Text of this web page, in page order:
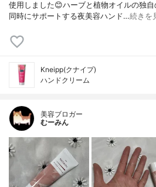
使用しました😊ハーブと植物オイルの独
同時にサポートする夜美容ハンド…続きを
Kneipp(クナイプ)
ハンドクリーム
美容ブロガー
むーみん